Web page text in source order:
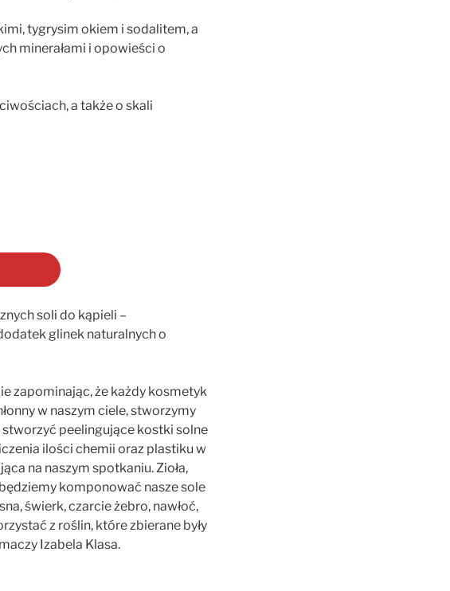
tygrysim okiem i sodalitem, a
minerałami i opowieści o
a także o skali
soli do kąpieli –
glinek naturalnych o
zapominając, że każdy kosmetyk
w naszym ciele, stworzymy
peelingujące kostki solne
ilości chemii oraz plastiku w
na naszym spotkaniu. Zioła,
komponować nasze sole
świerk, czarcie żebro, nawłoć,
z roślin, które zbierane były
Izabela Klasa.